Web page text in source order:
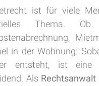
ist für viele
Thema. Ob
in der Wohnung:
entsteht, ist eine
Als Rechtsanwalt